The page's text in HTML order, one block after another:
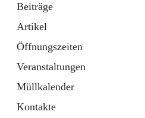
Beiträge
Artikel
Öffnungszeiten
Veranstaltungen
Müllkalender
Kontakte